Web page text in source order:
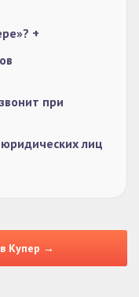
+
при
лиц
Купер →